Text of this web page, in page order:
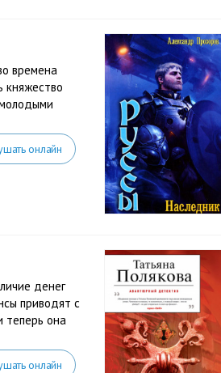
времена
княжество
онлайн
денег
приводят с
теперь она
онлайн